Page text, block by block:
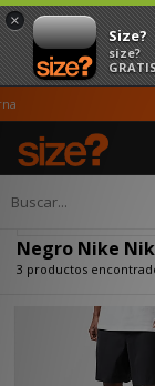
×
Size?
size?
Página principal
Negro Nike
3 productos